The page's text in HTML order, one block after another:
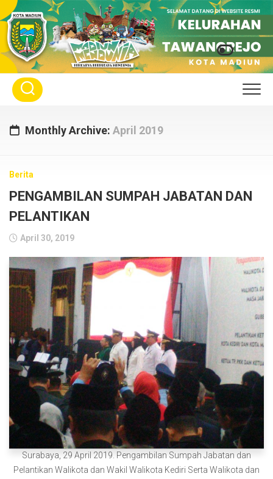
Skip
to
content
Monthly Archive: April 2019
Berita
PENGAMBILAN SUMPAH JABATAN DAN
PELANTIKAN
April 30, 2019
Surabaya, 29 April 2019. Pengambilan Sumpah Jabatan dan
Pelantikan Walikota dan Wakil Walikota Kediri Serta Walikota dan